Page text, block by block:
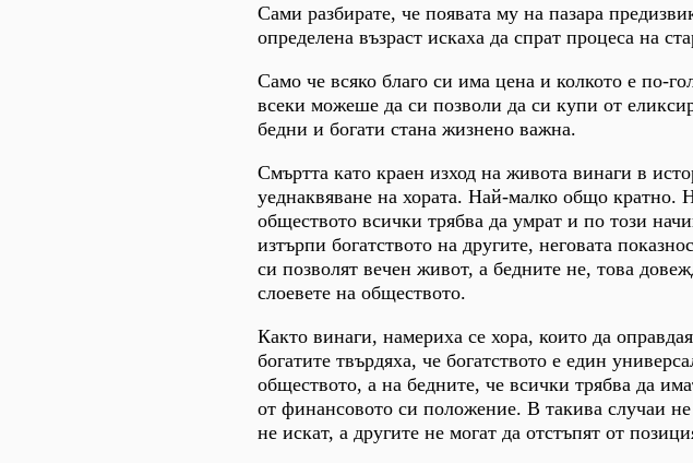
Сами разбирате, че появата му на пазара
определена възраст искаха да спрат процеса на
Само че всяко благо си има цена и колкото е по-
всеки можеше да си позволи да си купи от
бедни и богати стана жизнено важна.
Смъртта като краен изход на живота винаги в
уеднаквяване на хората. Най-малко общо кратно.
обществото всички трябва да умрат и по този
изтърпи богатството на другите, неговата
си позволят вечен живот, а бедните не, това
слоевете на обществото.
Както винаги, намериха се хора, които да
богатите твърдяха, че богатството е един
обществото, а на бедните, че всички трябва да
от финансовото си положение. В такива случаи
не искат, а другите не могат да отстъпят от